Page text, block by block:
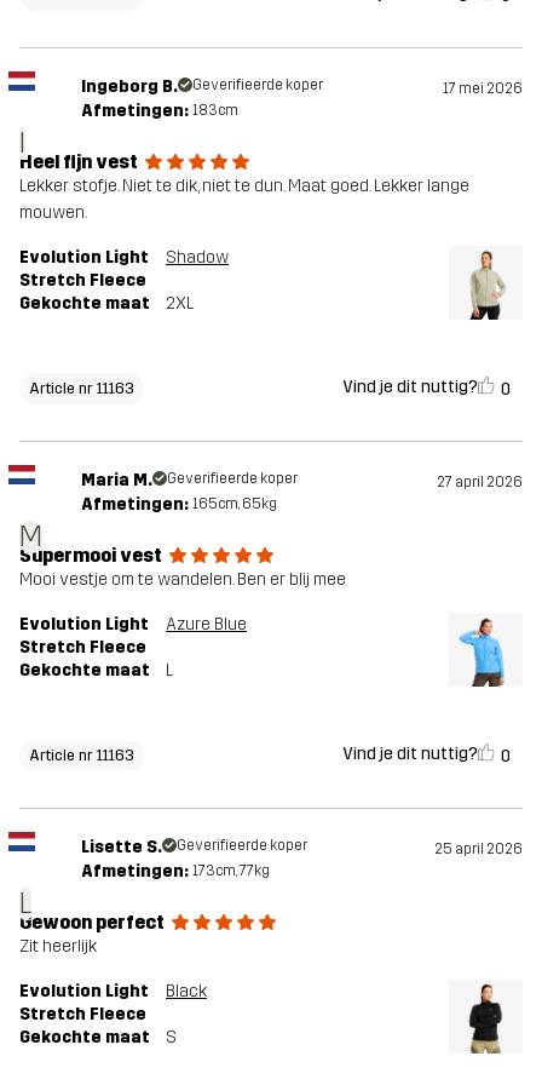
I
Ingeborg B. Geverifieerde koper 17 mei 2026
Afmetingen: 183cm
Heel fijn vest
Lekker stofje. Niet te dik, niet te dun. Maat goed. Lekker lange
mouwen.
Evolution Light
Stretch Fleece
Shadow
Gekochte maat 2XL
Article nr 11163 Vind je dit nuttig? 0
M
Maria M. Geverifieerde koper 27 april 2026
Afmetingen: 165cm, 65kg
Supermooi vest
Mooi vestje om te wandelen. Ben er blij mee
Evolution Light
Stretch Fleece
Azure Blue
Gekochte maat L
Article nr 11163 Vind je dit nuttig? 0
L
Lisette S. Geverifieerde koper 25 april 2026
Afmetingen: 173cm, 77kg
Gewoon perfect
Zit heerlijk
Evolution Light
Stretch Fleece
Black
Gekochte maat S